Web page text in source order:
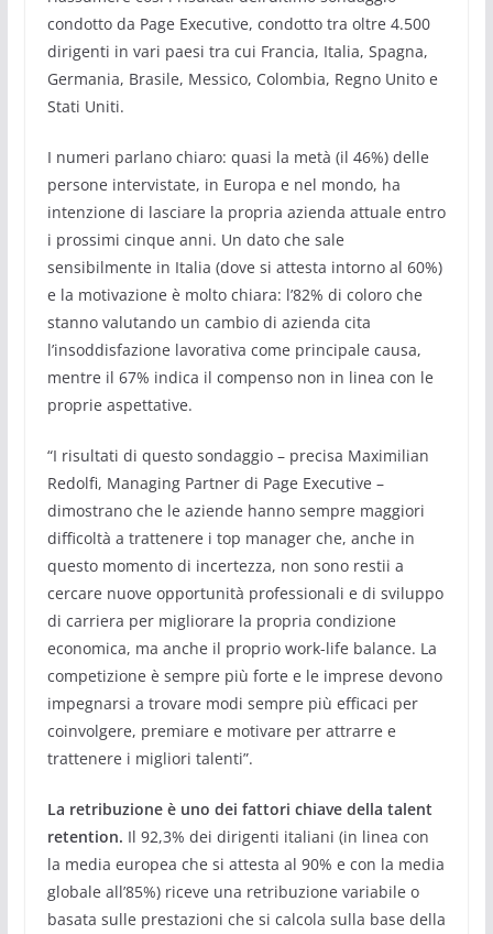
condotto da Page Executive, condotto tra oltre 4.500
dirigenti in vari paesi tra cui Francia, Italia, Spagna,
Germania, Brasile, Messico, Colombia, Regno Unito e
Stati Uniti.
I numeri parlano chiaro: quasi la metà (il 46%) delle
persone intervistate, in Europa e nel mondo, ha
intenzione di lasciare la propria azienda attuale entro
i prossimi cinque anni. Un dato che sale
sensibilmente in Italia (dove si attesta intorno al 60%)
e la motivazione è molto chiara: l’82% di coloro che
stanno valutando un cambio di azienda cita
l’insoddisfazione lavorativa come principale causa,
mentre il 67% indica il compenso non in linea con le
proprie aspettative.
“I risultati di questo sondaggio – precisa Maximilian
Redolfi, Managing Partner di Page Executive –
dimostrano che le aziende hanno sempre maggiori
difficoltà a trattenere i top manager che, anche in
questo momento di incertezza, non sono restii a
cercare nuove opportunità professionali e di sviluppo
di carriera per migliorare la propria condizione
economica, ma anche il proprio work-life balance. La
competizione è sempre più forte e le imprese devono
impegnarsi a trovare modi sempre più efficaci per
coinvolgere, premiare e motivare per attrarre e
trattenere i migliori talenti”.
La retribuzione è uno dei fattori chiave della talent
retention. Il 92,3% dei dirigenti italiani (in linea con
la media europea che si attesta al 90% e con la media
globale all’85%) riceve una retribuzione variabile o
basata sulle prestazioni che si calcola sulla base della